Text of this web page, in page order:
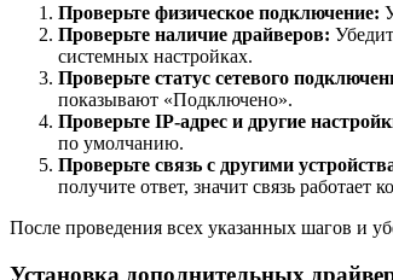
Проверьте физическое подключение:
Проверьте наличие драйверов:
системных настройках.
Проверьте статус сетевого
показывают «Подключено».
Проверьте IP-адрес и другие
по умолчанию.
Проверьте связь с другими
получите ответ, значит связь работает
После проведения всех указанных шагов и
Установка дополнительных